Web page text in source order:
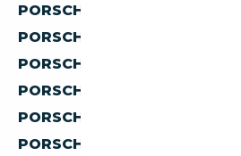
PORSCHE À MOINS DE 10
PORSCHE À MOINS DE 15
PORSCHE À MOINS DE 20
PORSCHE À MOINS DE 30
PORSCHE À MOINS DE 40
PORSCHE À MOINS DE 50